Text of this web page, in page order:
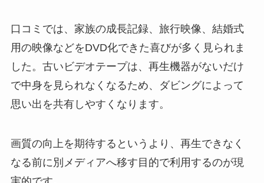
口コミでは、家族の成長記録、旅行映像、結婚式
用の映像などをDVD化できた喜びが多く見られま
した。古いビデオテープは、再生機器がないだけ
で中身を見られなくなるため、ダビングによって
思い出を共有しやすくなります。
画質の向上を期待するというより、再生できなく
なる前に別メディアへ移す目的で利用するのが現